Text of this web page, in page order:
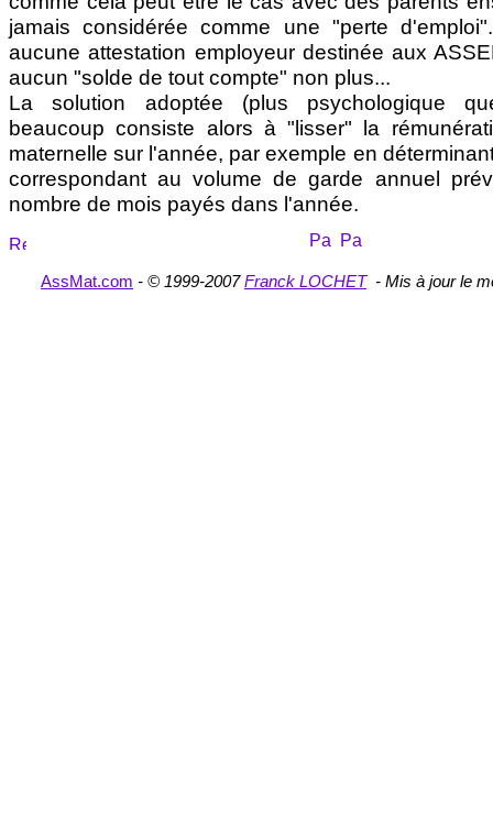
jamais considérée comme une "perte
aucune attestation employeur destinée aux
aucun "solde de tout compte" non plus...
La solution adoptée (plus psychologique
beaucoup consiste alors à "lisser" la
maternelle sur l'année, par exemple en
correspondant au volume de garde annuel
nombre de mois payés dans l'année.
AssMat.com - © 1999-2007Franck LOCHET- Mis à jour le